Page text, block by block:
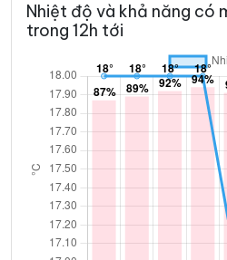
Nhiệt độ và khả năng có
trong 12h tới